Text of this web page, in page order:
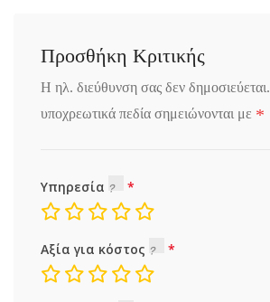
Προσθήκη Κριτικής
Η ηλ. διεύθυνση σας δεν δημοσιεύεται.
υποχρεωτικά πεδία σημειώνονται με *
Υπηρεσία
Αξία για κόστος